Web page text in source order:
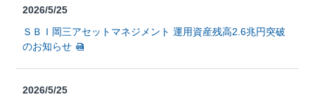
2026/5/25
ＳＢＩ岡三アセットマネジメント 運用資産残高2.6兆円突破
のお知らせ
2026/5/25